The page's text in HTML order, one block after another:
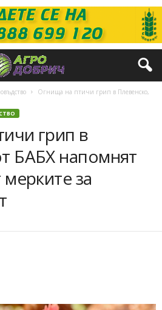
Огнища на птичи грип в Плевенско,
грип в
БАБХ напомнят
мерките за